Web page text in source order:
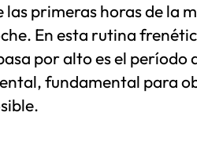
primeras horas de la
En esta rutina
por alto es el período
fundamental para